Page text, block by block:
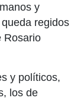
y
regidos
Rosario
y políticos,
los de